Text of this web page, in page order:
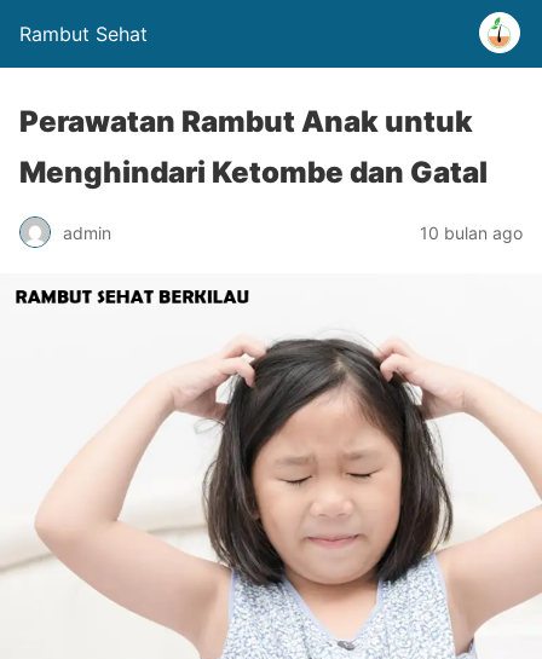
Rambut Sehat
Perawatan Rambut Anak untuk
Menghindari Ketombe dan Gatal
admin 10 bulan ago